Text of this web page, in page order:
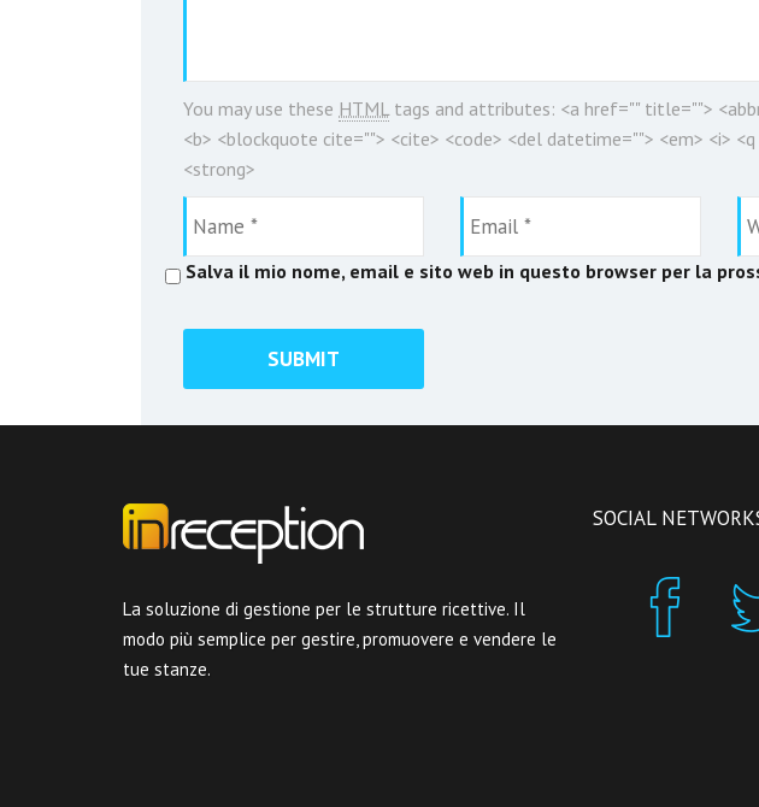
You may use these HTMLtags and attributes: <a href="" title="">
<b> <blockquote cite=""> <cite> <code> <del datetime=""> <em> <i>
<strong>
Salva il mio nome, email e sito web in questo browser per la
La soluzione di gestione per le strutture ricettive. Il
modo più semplice per gestire, promuovere e vendere le
tue stanze.
SOCIAL